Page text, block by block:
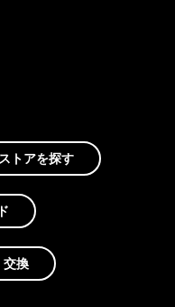
ストアを探す
交換